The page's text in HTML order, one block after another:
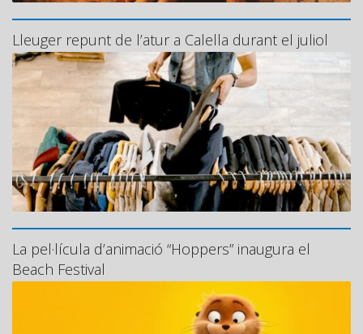
Lleuger repunt de l’atur a Calella durant el juliol
La pel·lícula d’animació “Hoppers” inaugura el
Beach Festival